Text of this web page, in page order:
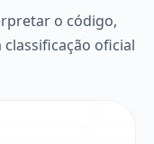
o código,
oficial